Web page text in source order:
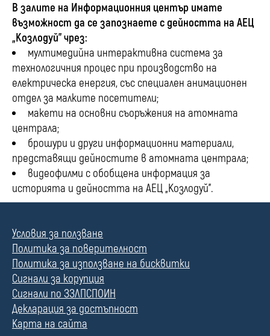
В залите на Информационния център имате
възможност да се запознаете с дейността на АЕЦ
„Козлодуй” чрез:
мултимедийна интерактивна система за
технологичния процес при производство на
електрическа енергия, със специален анимационен
отдел за малките посетители;
макети на основни съоръжения на атомната
централа;
брошури и други информационни материали,
представящи дейностите в атомната централа;
видеофилми с обобщена информация за
историята и дейността на АЕЦ „Козлодуй”.
Условия за ползване
Политика за поверителност
Политика за използване на бисквитки
Сигнали за корупция
Сигнали по ЗЗЛПСПОИН
Декларация за достъпност
Карта на сайта